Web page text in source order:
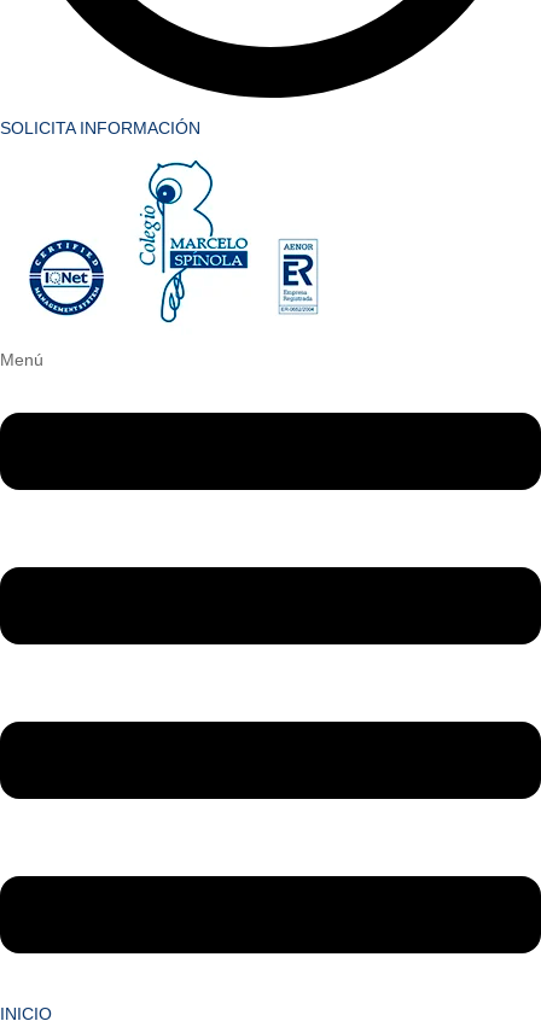
SOLICITA INFORMACIÓN
Menú
INICIO